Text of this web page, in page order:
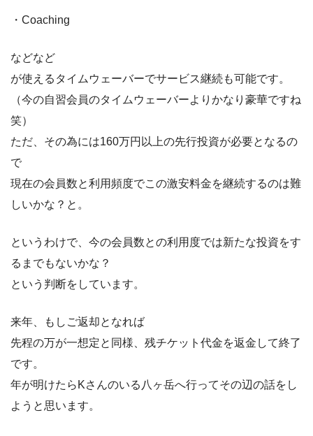
・Coaching
などなど
が使えるタイムウェーバーでサービス継続も可能です。
（今の自習会員のタイムウェーバーよりかなり豪華ですね
笑）
ただ、その為には160万円以上の先行投資が必要となるの
で
現在の会員数と利用頻度でこの激安料金を継続するのは難
しいかな？と。
というわけで、今の会員数との利用度では新たな投資をす
るまでもないかな？
という判断をしています。
来年、もしご返却となれば
先程の万が一想定と同様、残チケット代金を返金して終了
です。
年が明けたらKさんのいる八ヶ岳へ行ってその辺の話をし
ようと思います。